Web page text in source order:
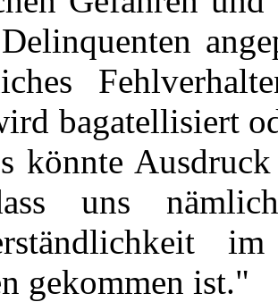
bagatellisiert
könnte
uns
gekommen ist."